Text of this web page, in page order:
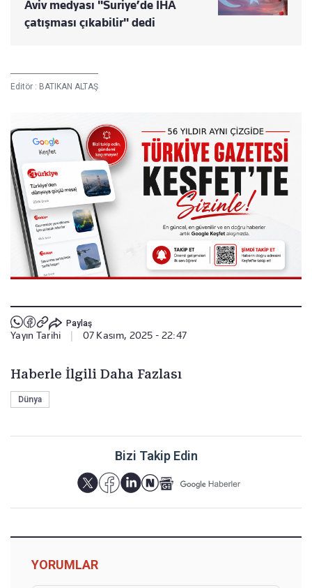
Aviv medyası "Suriye’de İHA
çatışması çıkabilir" dedi
Editör : BATIKAN ALTAŞ
Paylaş
Yayın Tarihi 07 Kasım, 2025 - 22:47
Haberle İlgili Daha Fazlası
Dünya
Bizi Takip Edin
YORUMLAR